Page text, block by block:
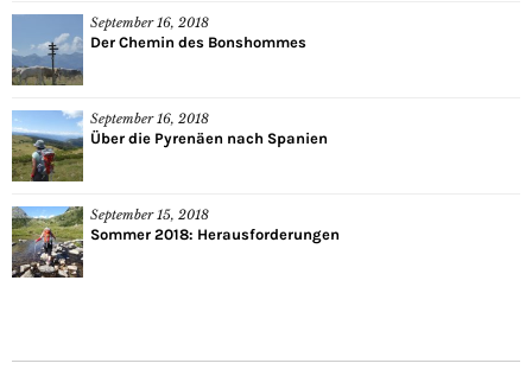
September 16, 2018
Der Chemin des Bonshommes
September 16, 2018
Über die Pyrenäen nach Spanien
September 15, 2018
Sommer 2018: Herausforderungen